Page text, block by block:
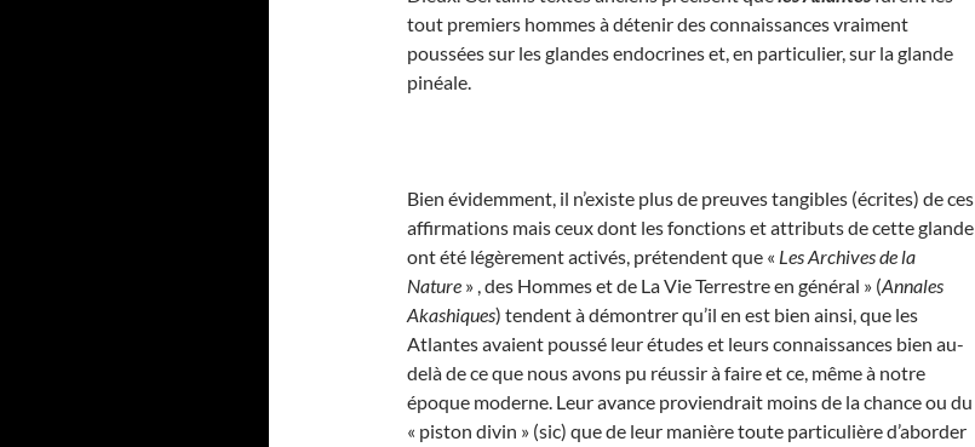
tout premiers hommes à détenir des connaissances vraiment
poussées sur les glandes endocrines et, en particulier, sur la glande
pinéale.
Bien évidemment, il n’existe plus de preuves tangibles (écrites) de ces
affirmations mais ceux dont les fonctions et attributs de cette glande
ont été légèrement activés, prétendent que « Les Archives de la
Nature » , des Hommes et de La Vie Terrestre en général » (Annales
Akashiques) tendent à démontrer qu’il en est bien ainsi, que les
Atlantes avaient poussé leur études et leurs connaissances bien au-
delà de ce que nous avons pu réussir à faire et ce, même à notre
époque moderne. Leur avance proviendrait moins de la chance ou du
« piston divin » (sic) que de leur manière toute particulière d’aborder